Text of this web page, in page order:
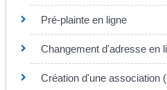
Pré-plainte en ligne
Changement d'adresse en
Création d'une association